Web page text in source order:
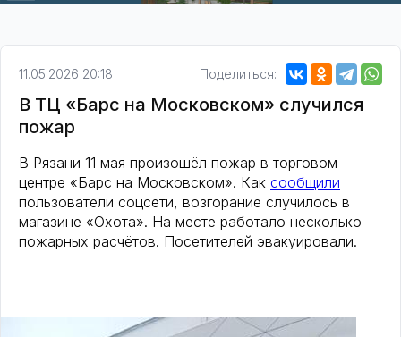
11.05.2026 20:18 Поделиться:
В ТЦ «Барс на Московском» случился
пожар
В Рязани 11 мая произошёл пожар в торговом
центре «Барс на Московском». Как сообщили
пользователи соцсети, возгорание случилось в
магазине «Охота». На месте работало несколько
пожарных расчётов. Посетителей эвакуировали.